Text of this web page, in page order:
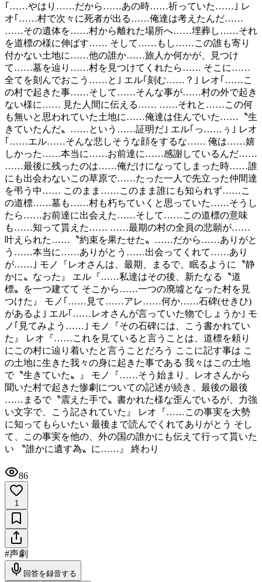
｢……やはり……だから……あの時……祈っていた……｣ レ
オ｢……村で次々に死者が出る……俺達は考えたんだ……
……その遺体を……村から離れた場所へ……埋葬し……それ
を道標の様に伸ばす…… そして……もし……この誰も寄り
付かない土地に……他の誰か……旅人か何かが、見つけ
て……墓を辿り……村を見つけてくれたら…… そこに……
全てを刻んでおこう……と｣ エル｢刻む……？｣ レオ｢……こ
の村で起きた事……そして……そんな事が……村の外で起き
ない様に…… 見た人間に伝える…… ……それと……この何
も無いと思われていた土地に……俺達は住んでいた……〝生
きていたんだ〟……という……証明だ｣ エル｢っ……ぅ｣ レオ
｢……エル……そんな悲しそうな顔をするな…… 俺は……嬉
しかった……本当に……お前達に……感謝しているんだ……
……最後に残ったのは……俺だけになってしまった時……誰
にも出会わないこの草原で……たった一人で先立った仲間達
を弔う中…… このまま……このまま誰にも知られず……こ
の道標……墓も……村も朽ちていくと思っていた……そうし
たら……お前達に出会えた……そして……この道標の意味
も……知って貰えた…… ……最期の村の全員の悲願が……
叶えられた……〝約束を果たせた〟……だから……ありがと
う……本当に……ありがとう……出会ってくれて……あり
が……｣ モノ『レオさんは、最期、まるで、眠るように〝静
かに〟なった』 エル『……私達はその後、新たなる〝道
標〟を一つ建てて そこから……一つの廃墟となった村を見
つけた』 モノ｢……見て……アレ……何か……石碑(せきひ)
があるよ｣ エル｢……レオさんが言っていた物でしょうか｣ モ
ノ｢見てみよう……｣ モノ『その石碑には、こう書かれてい
た』 レオ『……これを見ていると言うことは、道標を頼り
にこの村に辿り着いたと言うことだろう ここに記す事は こ
の土地に生きた我々の身に起きた事である 我々はこの土地
で〝生きていた〟』 モノ『……そう始まり、レオさんから
聞いた村で起きた惨劇についての記述が続き、最後の最後
……まるで〝震えた手で〟書かれた様な歪んでいるが、力強
い文字で、こう記されていた』 レオ『……この事実を大勢
に知ってもらいたい 最後まで読んでくれてありがとう そし
て、この事実を他の、外の国の誰かにも伝えて行って貰いた
い 〝誰かに遺す為〟に……』 終わり
86
1
#声劇
回答を録音する